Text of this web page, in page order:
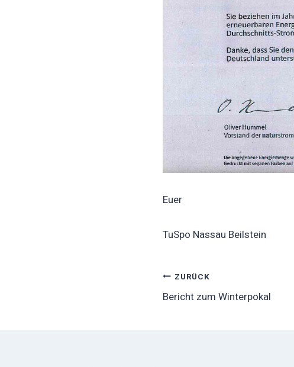
Euer
TuSpo Nassau Beilstein
Beitragsnavigation
ZURÜCK
Bericht zum Winterpokal